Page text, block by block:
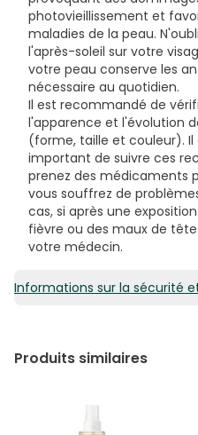
photovieillissement et
maladies de la peau.
l'après-soleil sur votre
votre peau conserve les
nécessaire au quotidien.
Il est recommandé de
l'apparence et l'évolution
(forme, taille et couleur).
important de suivre ces
prenez des médicaments
vous souffrez de
cas, si après une
fièvre ou des maux de
votre médecin.
Informations sur la sécurité
Produits similaires